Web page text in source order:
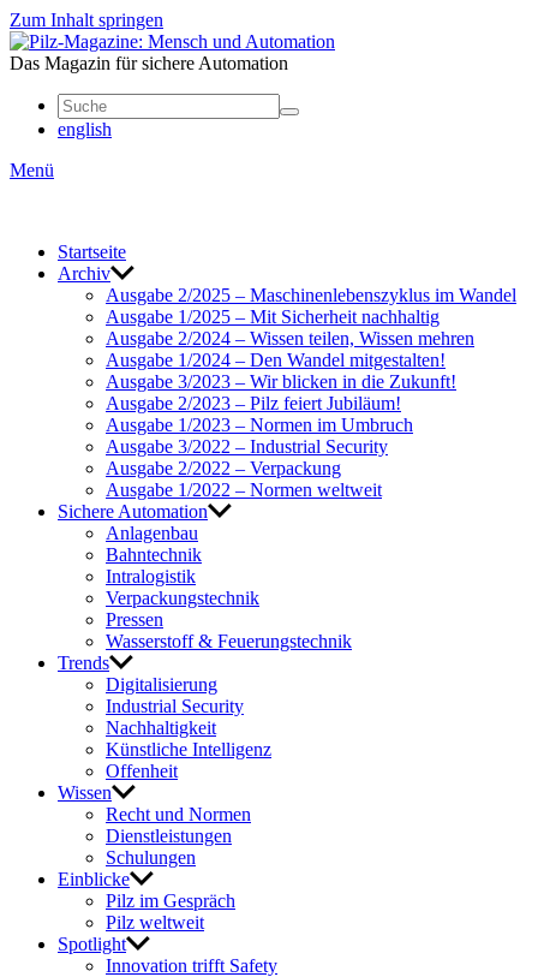
Zum Inhalt springen
Das Magazin für sichere Automation
english
Menü
Start­seite
Archiv
Ausgabe 2/2025 – Maschi­nen­le­bens­zy­klus im Wandel
Ausgabe 1/2025 – Mit Sicher­heit nach­haltig
Ausgabe 2/2024 – Wissen teilen, Wissen mehren
Ausgabe 1/2024 – Den Wandel mitge­stalten!
Ausgabe 3/2023 – Wir blicken in die Zukunft!
Ausgabe 2/2023 – Pilz feiert Jubi­läum!
Ausgabe 1/2023 – Normen im Umbruch
Ausgabe 3/2022 – Indus­trial Security
Ausgabe 2/2022 – Verpa­ckung
Ausgabe 1/2022 – Normen welt­weit
Sichere Auto­ma­tion
Anla­genbau
Bahn­technik
Intra­lo­gistik
Verpa­ckungs­technik
Pressen
Wasser­stoff & Feue­rungs­technik
Trends
Digi­ta­li­sie­rung
Indus­trial Security
Nach­hal­tig­keit
Künst­liche Intel­li­genz
Offen­heit
Wissen
Recht und Normen
Dienst­leis­tungen
Schu­lungen
Einblicke
Pilz im Gespräch
Pilz welt­weit
Spot­light
Inno­va­tion trifft Safety